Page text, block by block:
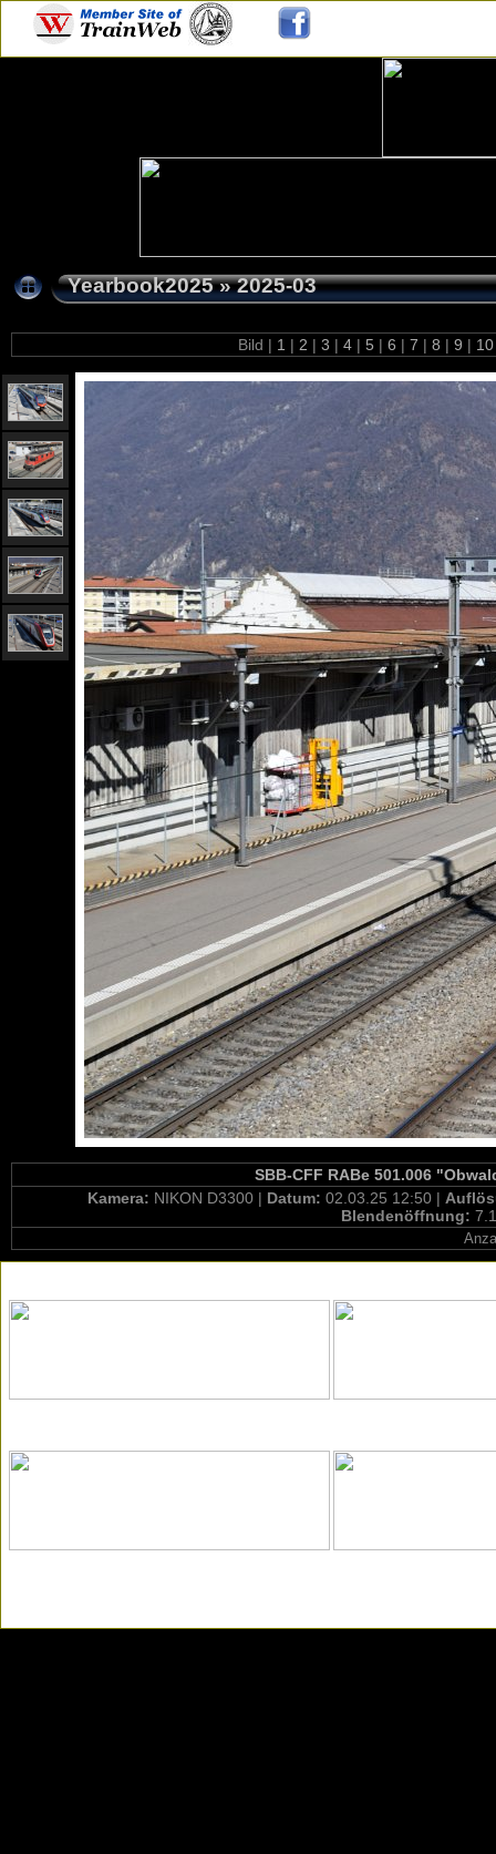
Yearbook2025»2025-03
Bild | 1 | 2 | 3 | 4 | 5 | 6 | 7 | 8 | 9 |
SBB-CFF RABe 501.006
Kamera: NIKON D3300 | Datum: 02.03.25 12:50 |
Blendenöffnung: